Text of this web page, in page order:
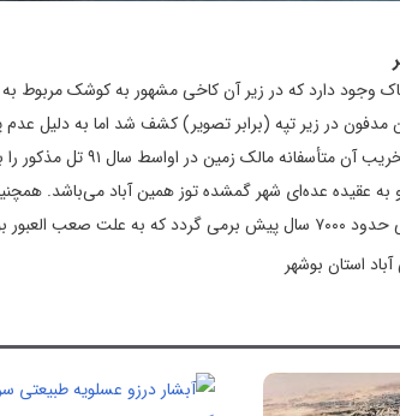
وجود دارد که در زیر آن کاخی مشهور به کوشک مربوط
در زیر تپه (برابر تصویر) کشف شد اما به دلیل
ملی و عدم ممانعت از
عقیده عده‌ای شهر گمشده توز همین آباد می‌باشد.
آثار ملی ثبت نشده است.